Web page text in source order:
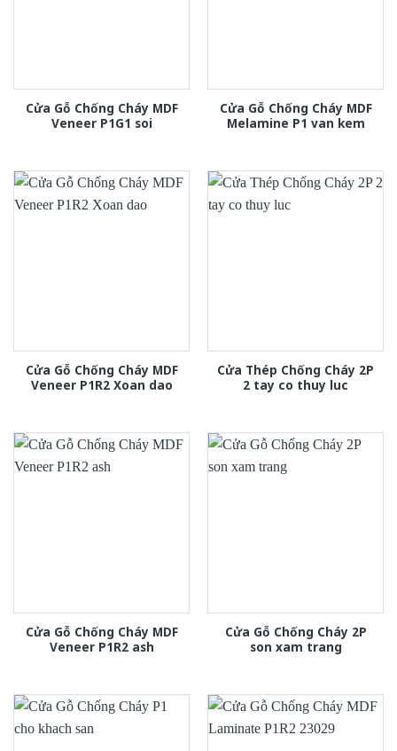
Cửa Gỗ Chống Cháy MDF
Veneer P1G1 soi
Cửa Gỗ Chống Cháy MDF
Melamine P1 van kem
Cửa Gỗ Chống Cháy MDF
Veneer P1R2 Xoan dao
Cửa Thép Chống Cháy 2P
2 tay co thuy luc
Cửa Gỗ Chống Cháy MDF
Veneer P1R2 ash
Cửa Gỗ Chống Cháy 2P
son xam trang